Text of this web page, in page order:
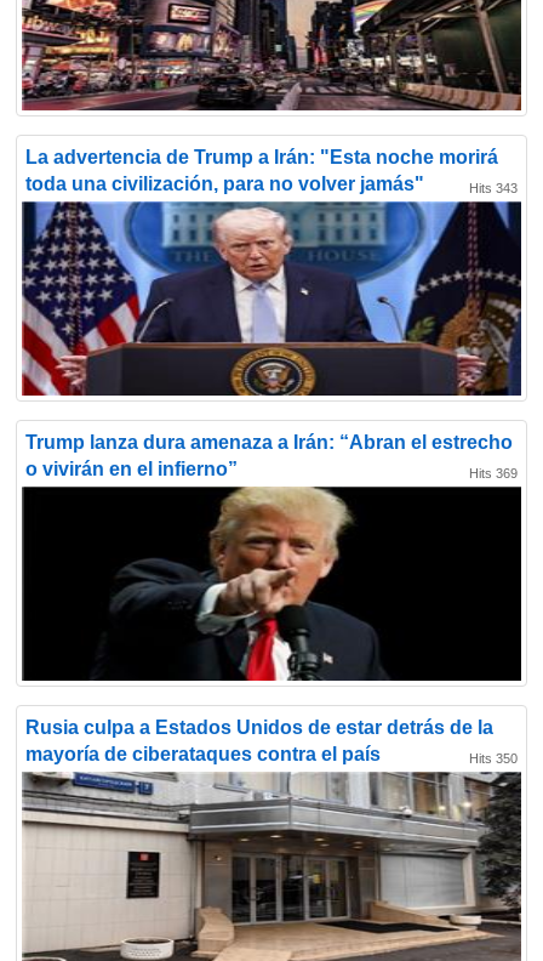
La advertencia de Trump a Irán: "Esta noche morirá
toda una civilización, para no volver jamás"
Hits 343
Trump lanza dura amenaza a Irán: “Abran el estrecho
o vivirán en el infierno”
Hits 369
Rusia culpa a Estados Unidos de estar detrás de la
mayoría de ciberataques contra el país
Hits 350